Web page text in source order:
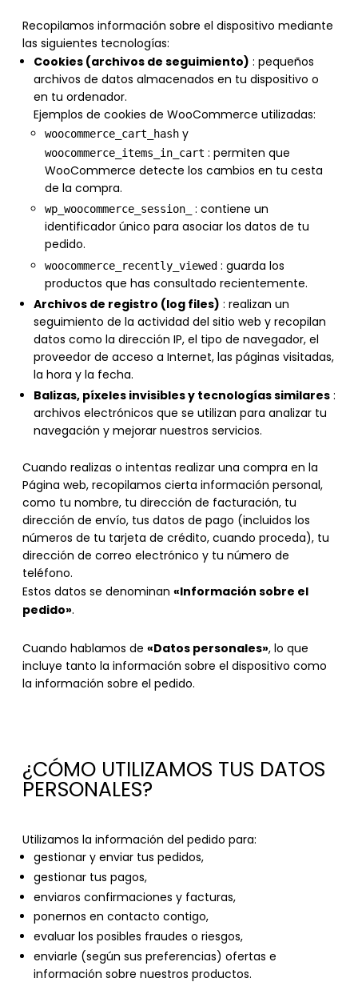
Recopilamos información sobre el dispositivo mediante
las siguientes tecnologías:
Cookies (archivos de seguimiento) : pequeños
archivos de datos almacenados en tu dispositivo o
en tu ordenador.
Ejemplos de cookies de WooCommerce utilizadas:
woocommerce_cart_hash y
woocommerce_items_in_cart : permiten que
WooCommerce detecte los cambios en tu cesta
de la compra.
wp_woocommerce_session_ : contiene un
identificador único para asociar los datos de tu
pedido.
woocommerce_recently_viewed : guarda los
productos que has consultado recientemente.
Archivos de registro (log files) : realizan un
seguimiento de la actividad del sitio web y recopilan
datos como la dirección IP, el tipo de navegador, el
proveedor de acceso a Internet, las páginas visitadas,
la hora y la fecha.
Balizas, píxeles invisibles y tecnologías similares:
archivos electrónicos que se utilizan para analizar tu
navegación y mejorar nuestros servicios.
Cuando realizas o intentas realizar una compra en la
Página web, recopilamos cierta información personal,
como tu nombre, tu dirección de facturación, tu
dirección de envío, tus datos de pago (incluidos los
números de tu tarjeta de crédito, cuando proceda), tu
dirección de correo electrónico y tu número de
teléfono.
Estos datos se denominan «Información sobre el
pedido».
Cuando hablamos de «Datos personales», lo que
incluye tanto la información sobre el dispositivo como
la información sobre el pedido.
¿CÓMO UTILIZAMOS TUS DATOS
PERSONALES?
Utilizamos la información del pedido para:
gestionar y enviar tus pedidos,
gestionar tus pagos,
enviaros confirmaciones y facturas,
ponernos en contacto contigo,
evaluar los posibles fraudes o riesgos,
enviarle (según sus preferencias) ofertas e
información sobre nuestros productos.